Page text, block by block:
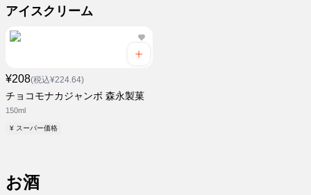
アイスクリーム
¥208(税込¥224.64)
チョコモナカジャンボ 森永製菓
150ml
¥ スーパー価格
お酒